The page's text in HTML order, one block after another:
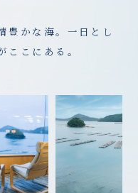
豊かな海。一日とし
こにある。